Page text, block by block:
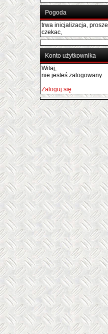
Pogoda
trwa inicjalizacja, prosze
czekac,
Konto użytkownika
Witaj,
nie jesteś zalogowany.
Zaloguj się